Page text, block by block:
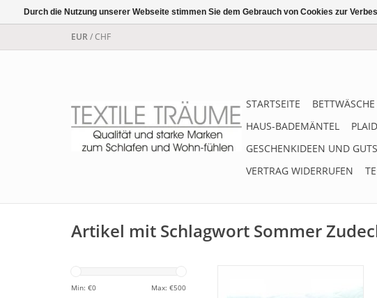
EUR/CHF
STARTSEITE BETTWÄSCHE
HAUS-BADEMÄNTEL
GESCHENKIDEEN UND
VERTRAG WIDERRUFEN
Artikel mit Schlagwort Sommer
Min: €0 Max: €500
Durch die Nutzung unserer Webseite stimmen Sie dem Gebrauch von Cookies zur